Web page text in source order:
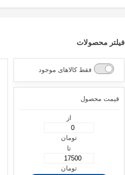
فیلتر محصولات
فقط کالاهای موجود
قیمت محصول
از
تومان
تا
تومان